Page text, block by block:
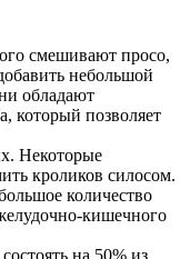
смешивают просо,
небольшой
обладают
который позволяет
Некоторые
кроликов силосом.
количество
кишечного
на 50% из